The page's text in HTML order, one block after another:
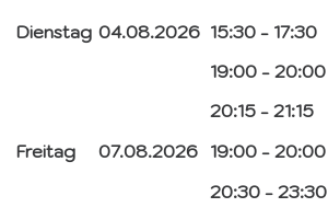
Dienstag 04.08.2026 15:30 - 17:30
19:00 - 20:00
20:15 - 21:15
Freitag
07.08.2026 19:00 - 20:00
20:30 - 23:30